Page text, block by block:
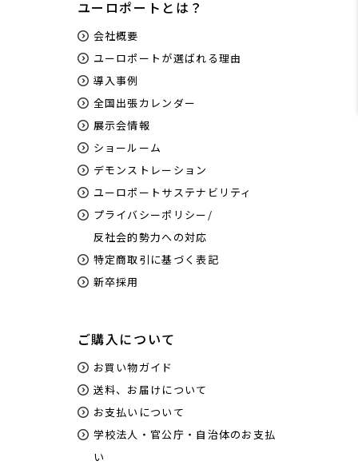
ユーロポートとは？
会社概要
ユーロポートが選ばれる理由
導入事例
全国出張カレンダー
展示会情報
ショールーム
デモンストレーション
ユーロポートサステナビリティ
プライバシーポリシー/
反社会的勢力への対応
特定商取引に基づく表記
新卒採用
ご購入について
お買い物ガイド
送料、お届けについて
お支払いについて
学校法人・官公庁・自治体のお支払
い